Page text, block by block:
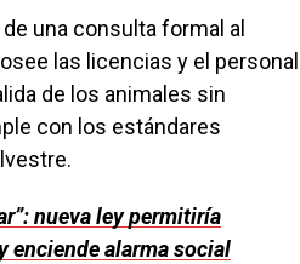
una consulta formal al
las licencias y el personal
de los animales sin
con los estándares
nueva ley permitiría
enciende alarma social